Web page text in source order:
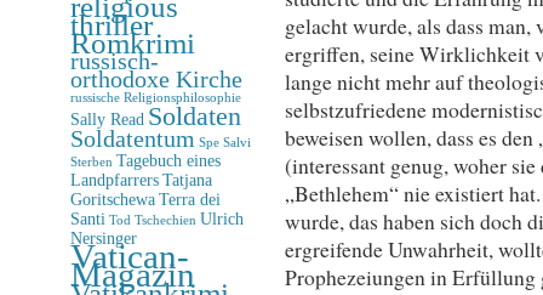
gelacht wurde, als dass
ergriffen, seine Wirklichkeit
lange nicht mehr auf
selbstzufriedene
beweisen wollen, dass es
(interessant genug, woher
„Bethlehem“ nie existiert
wurde, das haben sich doch
ergreifende Unwahrheit,
Prophezeiungen in Erfüllung
thriller
Romkrimi
russisch-
orthodoxe Kirche
russische Religionsphilosophie
Sally Read Soldaten
Soldatentum Spe Salvi
Sterben Tagebuch eines
Landpfarrers Tatjana
Goritschewa Terra dei
Santi Tod Tschechien Ulrich
Nersinger
Vatican-
Magazin